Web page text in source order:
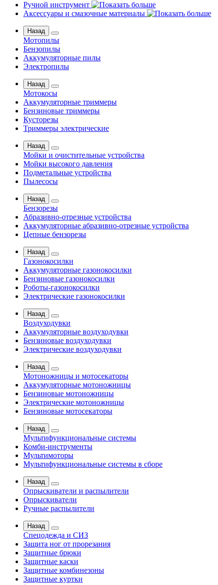
Ручной инструмент
Аксессуары и смазочные материалы
Назад
Мотопилы
Бензопилы
Аккумуляторные пилы
Электропилы
Назад
Мотокосы
Аккумуляторные триммеры
Бензиновые триммеры
Кусторезы
Триммеры электрические
Назад
Мойки и очистительные устройства
Мойки высокого давления
Подметальные устройства
Пылесосы
Назад
Бензорезы
Абразивно-отрезные устройства
Аккумуляторные абразивно-отрезные устройства
Цепные бензорезы
Назад
Газонокосилки
Аккумуляторные газонокосилки
Бензиновые газонокосилки
Роботы-газонокосилки
Электрические газонокосилки
Назад
Воздуходувки
Аккумуляторные воздуходувки
Бензиновые воздуходувки
Электрические воздуходувки
Назад
Мотоножницы и мотосекаторы
Аккумуляторные мотоножницы
Бензиновые мотоножницы
Электрические мотоножницы
Бензиновые мотосекаторы
Назад
Мультифункциональные системы
Комби-инструменты
Мультимоторы
Мультифункциональные системы в сборе
Назад
Опрыскиватели и распылители
Опрыскиватели
Ручные распылители
Назад
Спецодежда и СИЗ
Защита ног от прорезания
Защитные брюки
Защитные каски
Защитные комбинезоны
Защитные куртки